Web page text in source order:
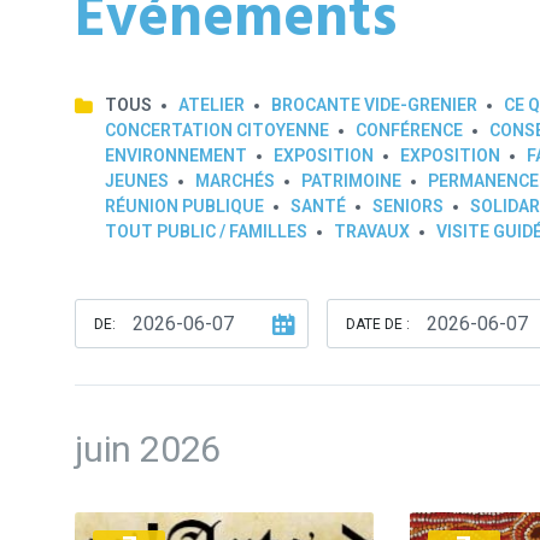
Événements
TOUS ATELIER BROCANTE VIDE-GRENIER CE
CONCERTATION CITOYENNE
CONFÉRENCE
ENVIRONNEMENT
EXPOSITION EXPOSITION
JEUNES
MARCHÉS PATRIMOINE
RÉUNION PUBLIQUE
SANTÉ SENIORS
TOUT PUBLIC / FAMILLES
TRAVAUX VISITE
DE: DATE DE :
juin 2026
Plus
Plus